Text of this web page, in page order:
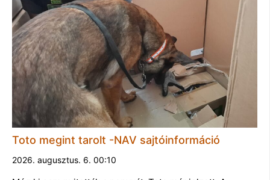
Toto megint tarolt -NAV sajtóinformáció
2026. augusztus. 6. 00:10